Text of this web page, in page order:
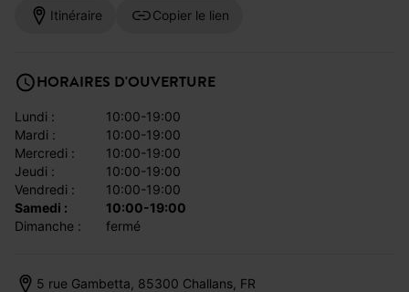
Itinéraire Copier le lien
HORAIRES D'OUVERTURE
lundi :
10:00-19:00
mardi :
10:00-19:00
mercredi :
10:00-19:00
jeudi :
10:00-19:00
vendredi :
10:00-19:00
samedi :
10:00-19:00
dimanche :
fermé
5 rue Gambetta, 85300 Challans, FR